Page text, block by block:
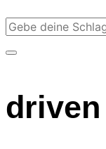
Suchen
Navigation
umschalten